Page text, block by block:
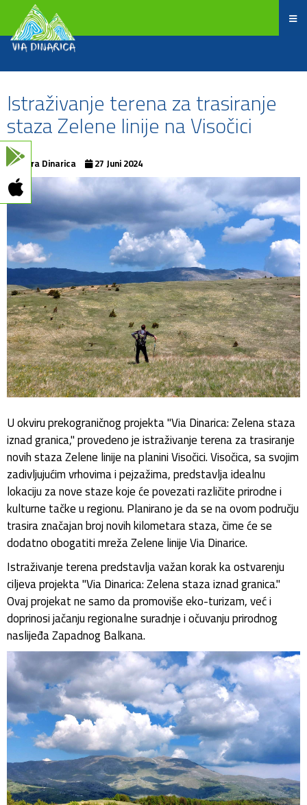
Istraživanje terena za trasiranje
staza Zelene linije na Visočici
Terra Dinarica 27 Juni 2024
U okviru prekograničnog projekta "Via Dinarica: Zelena staza
iznad granica," provedeno je istraživanje terena za trasiranje
novih staza Zelene linije na planini Visočici. Visočica, sa svojim
zadivljujućim vrhovima i pejzažima, predstavlja idealnu
lokaciju za nove staze koje će povezati različite prirodne i
kulturne tačke u regionu. Planirano je da se na ovom području
trasira značajan broj novih kilometara staza, čime će se
dodatno obogatiti mreža Zelene linije Via Dinarice.
Istraživanje terena predstavlja važan korak ka ostvarenju
ciljeva projekta "Via Dinarica: Zelena staza iznad granica."
Ovaj projekat ne samo da promoviše eko-turizam, već i
doprinosi jačanju regionalne suradnje i očuvanju prirodnog
naslijeđa Zapadnog Balkana.